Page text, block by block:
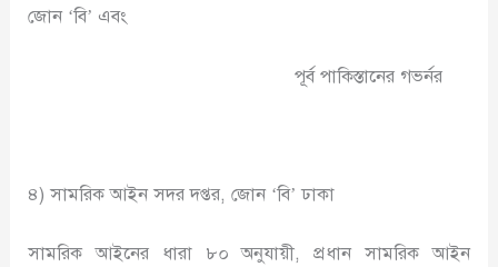
জোন ‘বি’ এবং
পূর্ব পাকিস্তানের গভর্নর
৪) সামরিক আইন সদর দপ্তর, জোন ‘বি’ ঢাকা
সামরিক আইনের ধারা ৮০ অনুযায়ী, প্রধান সামরিক আইন